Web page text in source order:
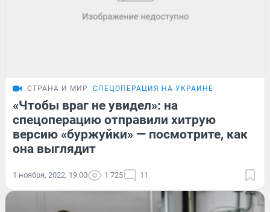
СТРАНА И МИР СПЕЦОПЕРАЦИЯ НА УКРАИНЕ
«Чтобы враг не увидел»: на
спецоперацию отправили хитрую
версию «буржуйки» — посмотрите, как
она выглядит
1 ноября, 2022, 19:00 1 725 11